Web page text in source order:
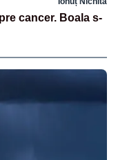
cancer. Boala s-